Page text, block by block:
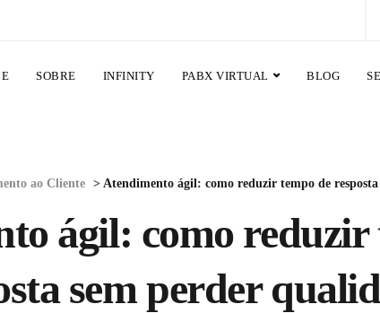
SOBRE INFINITY PABX VIRTUAL BLOG
ao Cliente > Atendimento ágil: como reduzir tempo de
ágil: como reduzir
sem perder